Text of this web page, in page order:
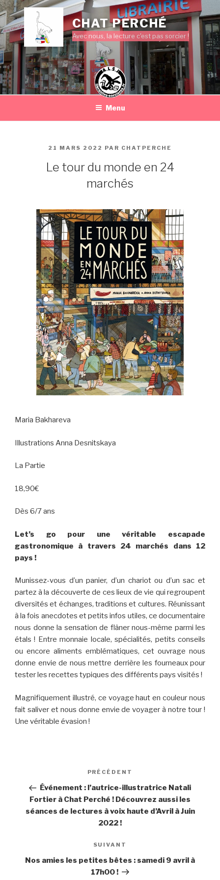
Aller
au
contenu
principal
CHAT PERCHÉ
Avec nous, la lecture c'est pas sorcier !
Menu
PUBLIÉ
21 MARS 2022 PAR CHATPERCHE
Le tour du monde en 24
marchés
Maria Bakhareva
Illustrations Anna Desnitskaya
La Partie
18,90€
Dès 6/7 ans
Let’s go pour une véritable escapade
gastronomique à travers 24 marchés dans 12
pays !
Munissez-vous d’un panier, d’un chariot ou d’un sac et
partez à la découverte de ces lieux de vie qui regroupent
diversités et échanges, traditions et cultures. Réunissant
à la fois anecdotes et petits infos utiles, ce documentaire
nous donne la sensation de flâner nous-même parmi les
étals ! Entre monnaie locale, spécialités, petits conseils
ou encore aliments emblématiques, cet ouvrage nous
donne envie de nous mettre derrière les fourneaux pour
tester les recettes typiques des différents pays visités !
Magnifiquement illustré, ce voyage haut en couleur nous
fait saliver et nous donne envie de voyager à notre tour !
Une véritable évasion !
l’article
Article
précédent
PRÉCÉDENT
Événement : l’autrice-illustratrice Natali
Fortier à Chat Perché ! Découvrez aussi les
séances de lectures à voix haute d’Avril à Juin
2022 !
Article
suivant
SUIVANT
Nos amies les petites bêtes : samedi 9 avril à
17h00 !